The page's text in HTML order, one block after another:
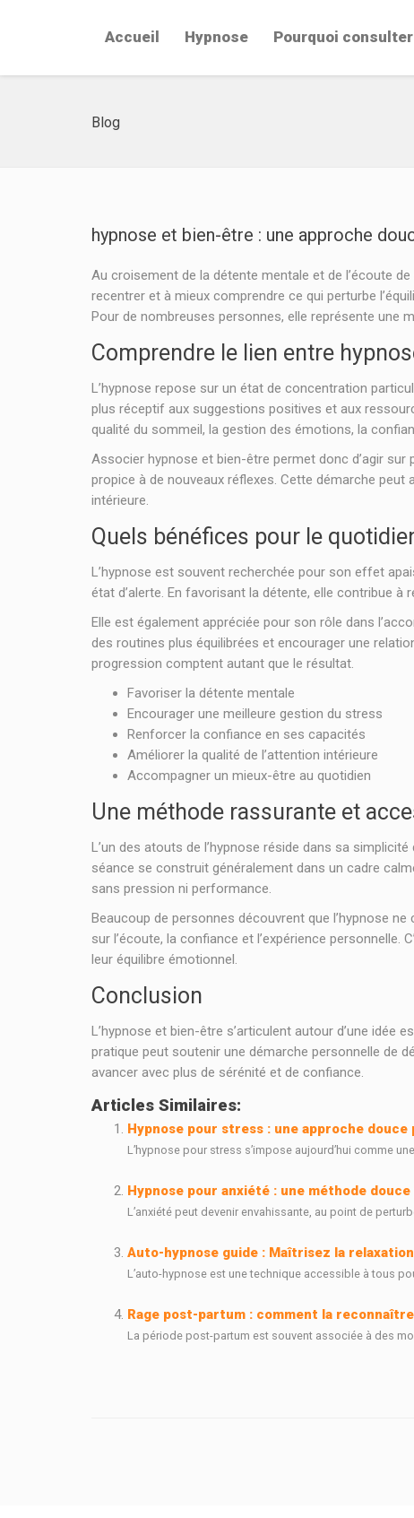
Accueil Hypnose Pourquoi
Blog
hypnose et bien-être : une approche
Au croisement de la détente mentale et de l’écoute
recentrer et à mieux comprendre ce qui perturbe
Pour de nombreuses personnes, elle représente une
Comprendre le lien entre
L’hypnose repose sur un état de concentration
plus réceptif aux suggestions positives et aux
qualité du sommeil, la gestion des émotions, la
Associer hypnose et bien-être permet donc d’agir
propice à de nouveaux réflexes. Cette démarche
intérieure.
Quels bénéfices pour le
L’hypnose est souvent recherchée pour son effet
état d’alerte. En favorisant la détente, elle contribue
Elle est également appréciée pour son rôle dans
des routines plus équilibrées et encourager une
progression comptent autant que le résultat.
Favoriser la détente mentale
Encourager une meilleure gestion du stress
Renforcer la confiance en ses capacités
Améliorer la qualité de l’attention intérieure
Accompagner un mieux-être au quotidien
Une méthode rassurante et
L’un des atouts de l’hypnose réside dans sa
séance se construit généralement dans un cadre
sans pression ni performance.
Beaucoup de personnes découvrent que l’hypnose
sur l’écoute, la confiance et l’expérience
leur équilibre émotionnel.
Conclusion
L’hypnose et bien-être s’articulent autour d’une idée
pratique peut soutenir une démarche personnelle de
avancer avec plus de sérénité et de confiance.
Articles Similaires:
Hypnose pour stress : une approche
L’hypnose pour stress s’impose aujourd’hui comme
Hypnose pour anxiété : une méthode
L’anxiété peut devenir envahissante, au point de
Auto-hypnose guide : Maîtrisez la
L’auto-hypnose est une technique accessible à tous
Rage post-partum : comment la
La période post-partum est souvent associée à des